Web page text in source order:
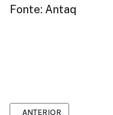
Fonte: Antaq
ARTIGO ANTERIOR:
ANTERIOR